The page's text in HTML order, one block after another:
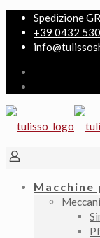
Spedizione
+39 0432
Macchine